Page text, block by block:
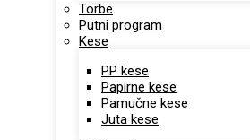
Torbe
Putni program
Kese
PP kese
Papirne kese
Pamučne kese
Juta kese